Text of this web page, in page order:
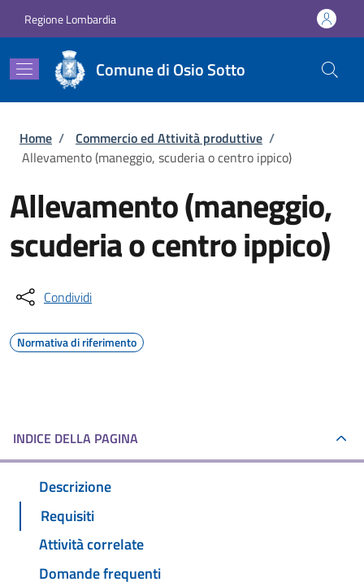
Regione Lombardia
Comune di Osio Sotto
Briciole di pane
Home / Commercio ed Attività produttive /
Allevamento (maneggio, scuderia o centro ippico)
Allevamento (maneggio,
scuderia o centro ippico)
Condividi
Normativa di riferimento
INDICE DELLA PAGINA
Descrizione
Requisiti
Attività correlate
Domande frequenti